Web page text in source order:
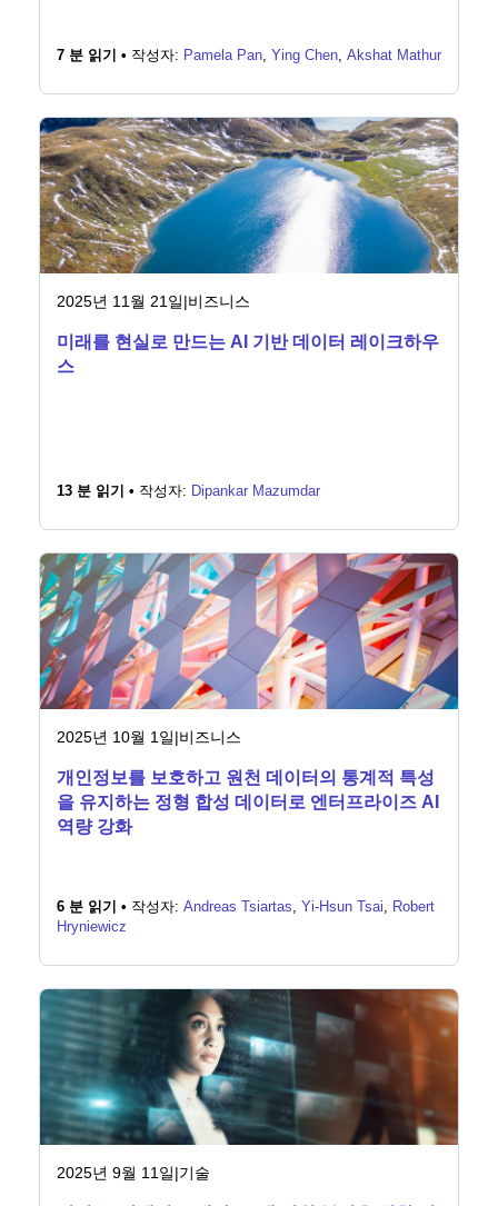
7 분 읽기 • 작성자: Pamela Pan, Ying Chen, Akshat Mathur
2025년 11월 21일|비즈니스
미래를 현실로 만드는 AI 기반 데이터 레이크하우
스
13 분 읽기 • 작성자: Dipankar Mazumdar
2025년 10월 1일|비즈니스
개인정보를 보호하고 원천 데이터의 통계적 특성
을 유지하는 정형 합성 데이터로 엔터프라이즈 AI
역량 강화
6 분 읽기 • 작성자: Andreas Tsiartas, Yi-Hsun Tsai, Robert
Hryniewicz
2025년 9월 11일|기술